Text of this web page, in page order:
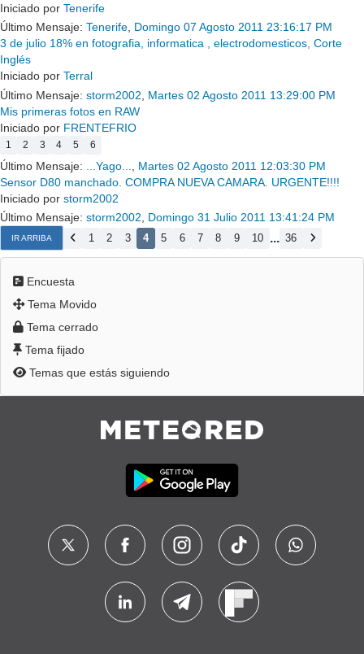
Iniciado por Tenerife
Último Mensaje: Tenerife, Domingo 07 Agosto 2011 23:16:17 PM
3 de julio 18% en fotografia, informatica , electrodomesticos, Corte
Inglés
Iniciado por Terral
Último Mensaje: storm2002
Martes 02 Agosto 2011 13:29:00 PM
Mis primeras fotos en RAW
Iniciado por FRENTEFRIO
1 2 3 4 5 6
Último Mensaje: ...Yago...
Martes 02 Agosto 2011 12:03:30 PM
Sensor D80 manchado. COMPRA NUEVA CAMARA. URGENTE!!!!
Iniciado por storm2002
Último Mensaje: storm2002 Domingo 31 Julio 2011 13:41:24 PM
IR ARRIBA 1 2 3 4 5 6 7 8 9 10 ... 36
Encuesta
Tema Movido
Tema cerrado
Tema fijado
Temas que estás siguiendo